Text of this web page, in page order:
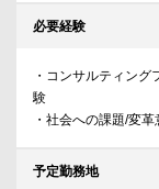
必要経験
・コンサルティン
験
・社会への課題/変
予定勤務地